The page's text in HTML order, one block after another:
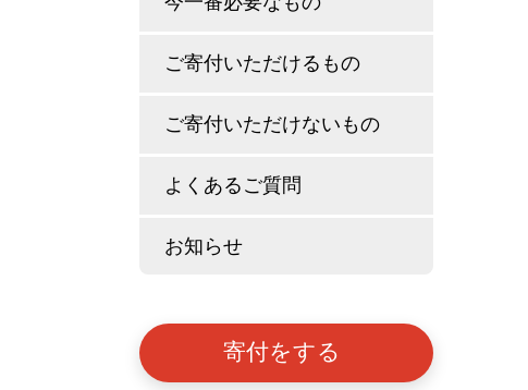
ご寄付いただけるもの
ご寄付いただけないもの
よくあるご質問
お知らせ
寄付をする